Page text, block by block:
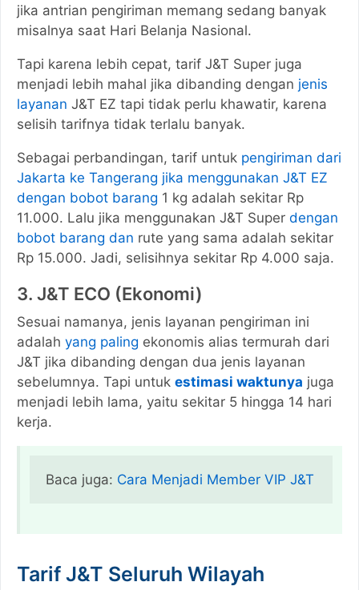
jika antrian pengiriman memang sedang banyak
misalnya saat Hari Belanja Nasional.
Tapi karena lebih cepat, tarif J&T Super juga
menjadi lebih mahal jika dibanding dengan jenis
layanan J&T EZ tapi tidak perlu khawatir, karena
selisih tarifnya tidak terlalu banyak.
Sebagai perbandingan, tarif untuk pengiriman dari
Jakarta ke Tangerang jika menggunakan J&T EZ
dengan bobot barang 1 kg adalah sekitar Rp
11.000. Lalu jika menggunakan J&T Super dengan
bobot barang dan rute yang sama adalah sekitar
Rp 15.000. Jadi, selisihnya sekitar Rp 4.000 saja.
3. J&T ECO (Ekonomi)
Sesuai namanya, jenis layanan pengiriman ini
adalah yang paling ekonomis alias termurah dari
J&T jika dibanding dengan dua jenis layanan
sebelumnya. Tapi untuk estimasi waktunya juga
menjadi lebih lama, yaitu sekitar 5 hingga 14 hari
kerja.
Baca juga: Cara Menjadi Member VIP J&T
Tarif J&T Seluruh Wilayah